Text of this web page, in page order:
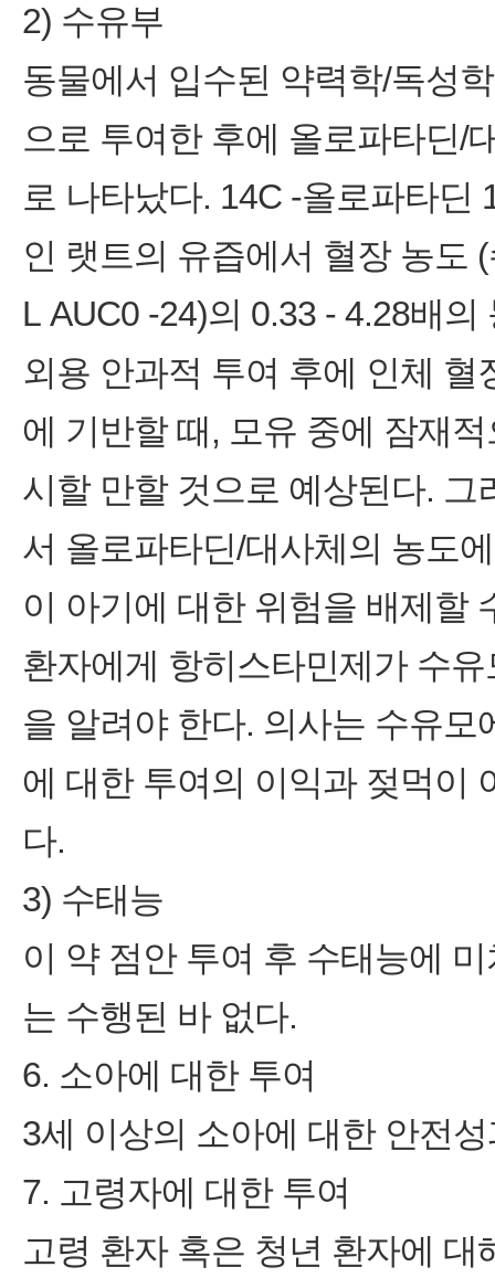
2) 수유부
동물에서 입수된 약력학/독성
으로 투여한 후에 올로파타딘/
로 나타났다. 14C -올로파타딘
인 랫트의 유즙에서 혈장 농도
L AUC0 -24)의 0.33 - 4.28배
외용 안과적 투여 후에 인체
에 기반할 때, 모유 중에 잠재
시할 만할 것으로 예상된다.
서 올로파타딘/대사체의 농도
이 아기에 대한 위험을 배제할
환자에게 항히스타민제가 수
을 알려야 한다. 의사는 수유
에 대한 투여의 이익과 젖먹이
다.
3) 수태능
이 약 점안 투여 후 수태능에
는 수행된 바 없다.
6. 소아에 대한 투여
3세 이상의 소아에 대한 안전
7. 고령자에 대한 투여
고령 환자 혹은 청년 환자에